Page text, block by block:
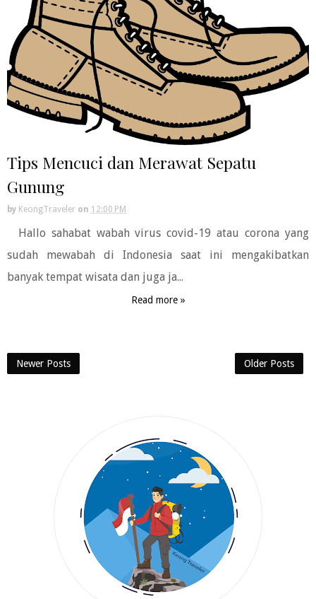
Tips Mencuci dan Merawat Sepatu
Gunung
by KeongTraveler on 12:00 PM
Hallo sahabat wabah virus covid-19 atau corona yang
sudah mewabah di Indonesia saat ini mengakibatkan
banyak tempat wisata dan juga ja...
Read more »
Newer Posts Older Posts